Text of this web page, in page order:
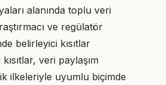
alanında toplu veri
ve regülatör
belirleyici kısıtlar
veri paylaşım
ilkeleriyle uyumlu biçimde